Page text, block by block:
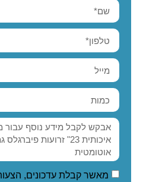
מאשר קבלת עדכונים,